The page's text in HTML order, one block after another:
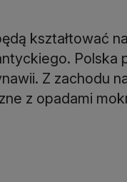
kształtować na
Polska
Z zachodu
z opadami